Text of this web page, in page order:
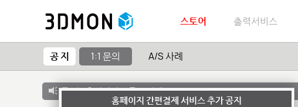
스토어 출력서비스
공 지 1:1 문의 A/S 사례
공 지 :출력서비스 종료 안내
홈페이지 간편결제 서비스 추가 공지